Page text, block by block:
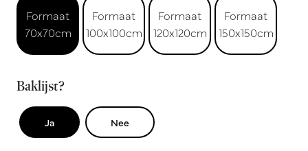
Formaat
70x70cm
Formaat
100x100cm
Formaat
120x120cm
Formaat
150x150cm
Baklijst?
Ja Nee